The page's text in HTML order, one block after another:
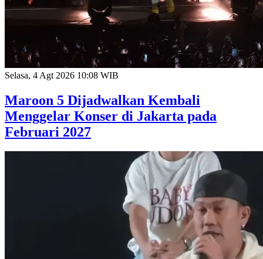
Selasa, 4 Agt 2026 10:08 WIB
Maroon 5 Dijadwalkan Kembali
Menggelar Konser di Jakarta pada
Februari 2027